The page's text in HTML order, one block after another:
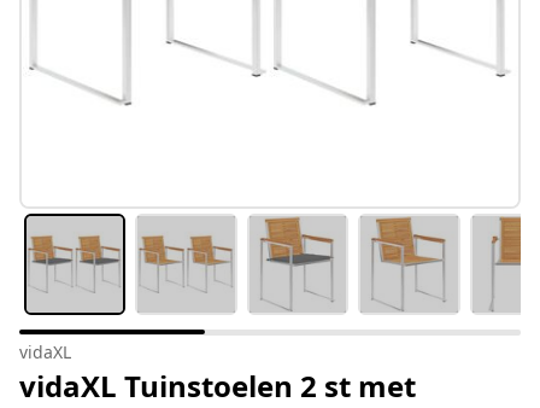
vidaXL
vidaXL Tuinstoelen 2 st met